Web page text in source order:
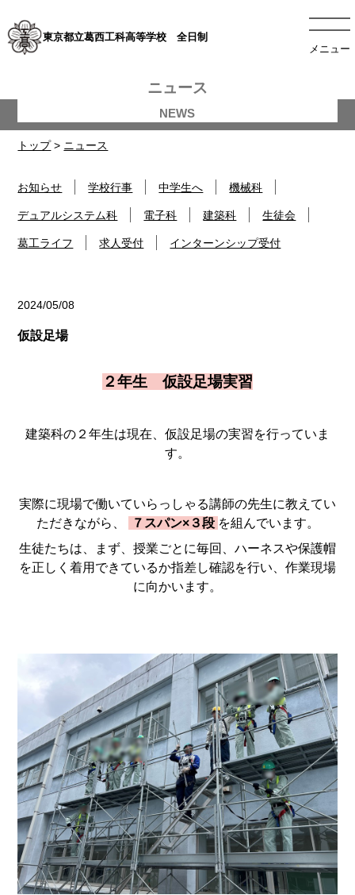
東京都立葛西工科高等学校 全日制
メニュー
トップ> ニュース
ニュース
お知らせ 学校行事 中学生へ 機械科
デュアルシステム科 電子科 建築科 生徒会
葛工ライフ 求人受付 インターンシップ受付
2024/05/08
仮設足場
２年生 仮設足場実習
建築科の２年生は現在、仮設足場の実習を行っていま
す。
実際に現場で働いていらっしゃる講師の先生に教えてい
ただきながら、
７スパン×３段 を組んでいます。
生徒たちは、まず、授業ごとに毎回、ハーネスや保護帽
を正しく着用できているか指差し確認を行い、作業現場
に向かいます。